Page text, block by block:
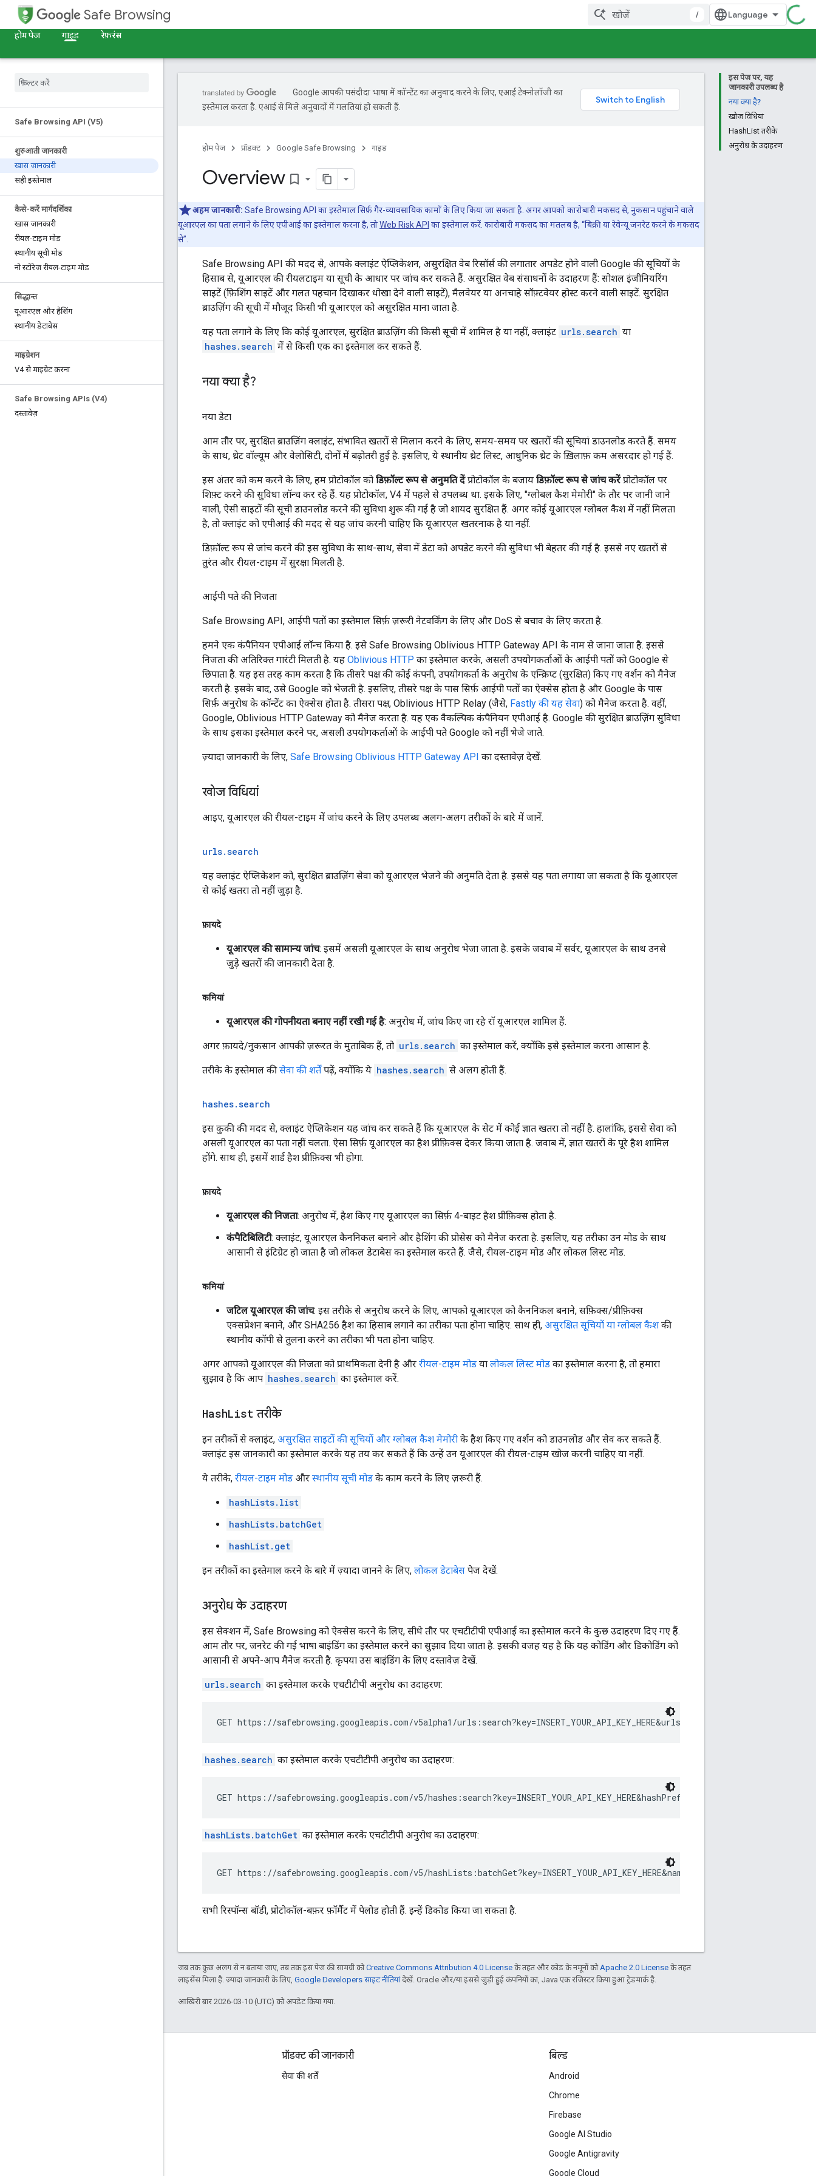
Safe Browsing
/
होम पेज
गाइड रेफ़रंस
Safe Browsing API (V5)
शुरुआती जानकारी
खास जानकारी
सही इस्तेमाल
कैसे-करें मार्गदर्शिका
खास जानकारी
रीयल-टाइम मोड
स्थानीय सूची मोड
नो स्टोरेज रीयल-टाइम मोड
सिद्धान्त
यूआरएल और हैशिंग
स्थानीय डेटाबेस
माइग्रेशन
V4 से माइग्रेट करना
Safe Browsing APIs (V4)
दस्तावेज़
इस पेज पर, यह
जानकारी उपलब्ध है
नया क्या है?
खोज विधियां
HashList तरीके
अनुरोध के उदाहरण
Google आपकी पसंदीदा भाषा में कॉन्टेंट का अनुवाद करने के लिए, एआई टेक्नोलॉजी का
इस्तेमाल करता है. एआई से मिले अनुवादों में गलतियां हो सकती हैं.
होम पेज प्रॉडक्ट Google Safe Browsing गाइड
Overview bookmark_border
अहम जानकारी: Safe Browsing API का इस्तेमाल सिर्फ़ गैर-व्यावसायिक कामों के लिए किया जा सकता है. अगर आपको कारोबारी मकसद से, नुकसान पहुंचाने वाले
यूआरएल का पता लगाने के लिए एपीआई का इस्तेमाल करना है, तोWeb Risk API का इस्तेमाल करें. कारोबारी मकसद का मतलब है, “बिक्री या रेवेन्यू जनरेट करने के मकसद
से”.
Safe Browsing API की मदद से, आपके क्लाइंट ऐप्लिकेशन, असुरक्षित वेब रिसॉर्स की लगातार अपडेट होने वाली Google की सूचियों के
हिसाब से, यूआरएल की रीयलटाइम या सूची के आधार पर जांच कर सकते हैं. असुरक्षित वेब संसाधनों के उदाहरण हैं: सोशल इंजीनियरिंग
साइटें (फ़िशिंग साइटें और गलत पहचान दिखाकर धोखा देने वाली साइटें), मैलवेयर या अनचाहे सॉफ़्टवेयर होस्ट करने वाली साइटें. सुरक्षित
ब्राउज़िंग की सूची में मौजूद किसी भी यूआरएल को असुरक्षित माना जाता है.
यह पता लगाने के लिए कि कोई यूआरएल, सुरक्षित ब्राउज़िंग की किसी सूची में शामिल है या नहीं, क्लाइंट urls.search या
hashes.search में से किसी एक का इस्तेमाल कर सकते हैं.
नया क्या है?
नया डेटा
आम तौर पर, सुरक्षित ब्राउज़िंग क्लाइंट, संभावित खतरों से मिलान करने के लिए, समय-समय पर खतरों की सूचियां डाउनलोड करते हैं. समय
के साथ, थ्रेट वॉल्यूम और वेलोसिटी, दोनों में बढ़ोतरी हुई है. इसलिए, ये स्थानीय थ्रेट लिस्ट, आधुनिक थ्रेट के ख़िलाफ़ कम असरदार हो गई हैं.
इस अंतर को कम करने के लिए, हम प्रोटोकॉल को डिफ़ॉल्ट रूप से अनुमति देंप्रोटोकॉल के बजाय डिफ़ॉल्ट रूप से जांच करेंप्रोटोकॉल पर
शिफ़्ट करने की सुविधा लॉन्च कर रहे हैं. यह प्रोटोकॉल, V4 में पहले से उपलब्ध था. इसके लिए, "ग्लोबल कैश मेमोरी" के तौर पर जानी जाने
वाली, ऐसी साइटों की सूची डाउनलोड करने की सुविधा शुरू की गई है जो शायद सुरक्षित हैं. अगर कोई यूआरएल ग्लोबल कैश में नहीं मिलता
है, तो क्लाइंट को एपीआई की मदद से यह जांच करनी चाहिए कि यूआरएल खतरनाक है या नहीं.
डिफ़ॉल्ट रूप से जांच करने की इस सुविधा के साथ-साथ, सेवा में डेटा को अपडेट करने की सुविधा भी बेहतर की गई है. इससे नए खतरों से
तुरंत और रीयल-टाइम में सुरक्षा मिलती है.
आईपी पते की निजता
Safe Browsing API, आईपी पतों का इस्तेमाल सिर्फ़ ज़रूरी नेटवर्किंग के लिए और DoS से बचाव के लिए करता है.
हमने एक कंपैनियन एपीआई लॉन्च किया है. इसे Safe Browsing Oblivious HTTP Gateway API के नाम से जाना जाता है. इससे
निजता की अतिरिक्त गारंटी मिलती है. यह Oblivious HTTP का इस्तेमाल करके, असली उपयोगकर्ताओं के आईपी पतों को Google से
छिपाता है. यह इस तरह काम करता है कि तीसरे पक्ष की कोई कंपनी, उपयोगकर्ता के अनुरोध के एन्क्रिप्ट (सुरक्षित) किए गए वर्शन को मैनेज
करती है. इसके बाद, उसे Google को भेजती है. इसलिए, तीसरे पक्ष के पास सिर्फ़ आईपी पतों का ऐक्सेस होता है और Google के पास
सिर्फ़ अनुरोध के कॉन्टेंट का ऐक्सेस होता है. तीसरा पक्ष, Oblivious HTTP Relay (जैसे, Fastly की यह सेवा) को मैनेज करता है. वहीं,
Google, Oblivious HTTP Gateway को मैनेज करता है. यह एक वैकल्पिक कंपैनियन एपीआई है. Google की सुरक्षित ब्राउज़िंग सुविधा
के साथ इसका इस्तेमाल करने पर, असली उपयोगकर्ताओं के आईपी पते Google को नहीं भेजे जाते.
ज़्यादा जानकारी के लिए, Safe Browsing Oblivious HTTP Gateway API का दस्तावेज़ देखें.
खोज विधियां
आइए, यूआरएल की रीयल-टाइम में जांच करने के लिए उपलब्ध अलग-अलग तरीकों के बारे में जानें.
urls.search
यह क्लाइंट ऐप्लिकेशन को, सुरक्षित ब्राउज़िंग सेवा को यूआरएल भेजने की अनुमति देता है. इससे यह पता लगाया जा सकता है कि यूआरएल
से कोई खतरा तो नहीं जुड़ा है.
फ़ायदे
यूआरएल की सामान्य जांच: इसमें असली यूआरएल के साथ अनुरोध भेजा जाता है. इसके जवाब में सर्वर, यूआरएल के साथ उनसे
जुड़े खतरों की जानकारी देता है.
कमियां
यूआरएल की गोपनीयता बनाए नहीं रखी गई है: अनुरोध में, जांच किए जा रहे रॉ यूआरएल शामिल हैं.
अगर फ़ायदे/नुकसान आपकी ज़रूरत के मुताबिक हैं, तो urls.search का इस्तेमाल करें, क्योंकि इसे इस्तेमाल करना आसान है.
तरीके के इस्तेमाल कीसेवा की शर्तेंपढ़ें, क्योंकि ये hashes.search से अलग होती हैं.
hashes.search
इस कुकी की मदद से, क्लाइंट ऐप्लिकेशन यह जांच कर सकते हैं कि यूआरएल के सेट में कोई ज्ञात खतरा तो नहीं है. हालांकि, इससे सेवा को
असली यूआरएल का पता नहीं चलता. ऐसा सिर्फ़ यूआरएल का हैश प्रीफ़िक्स देकर किया जाता है. जवाब में, ज्ञात खतरों के पूरे हैश शामिल
होंगे. साथ ही, इसमें शार्ड हैश प्रीफ़िक्स भी होगा.
फ़ायदे
यूआरएल की निजता: अनुरोध में, हैश किए गए यूआरएल का सिर्फ़ 4-बाइट हैश प्रीफ़िक्स होता है.
कंपैटिबिलिटी: क्लाइंट, यूआरएल कैननिकल बनाने और हैशिंग की प्रोसेस को मैनेज करता है. इसलिए, यह तरीका उन मोड के साथ
आसानी से इंटिग्रेट हो जाता है जो लोकल डेटाबेस का इस्तेमाल करते हैं. जैसे, रीयल-टाइम मोड और लोकल लिस्ट मोड.
कमियां
जटिल यूआरएल की जांच: इस तरीके से अनुरोध करने के लिए, आपको यूआरएल को कैननिकल बनाने, सफ़िक्स/प्रीफ़िक्स
एक्सप्रेशन बनाने, और SHA256 हैश का हिसाब लगाने का तरीका पता होना चाहिए. साथ ही, असुरक्षित सूचियों या ग्लोबल कैश की
स्थानीय कॉपी से तुलना करने का तरीका भी पता होना चाहिए.
अगर आपको यूआरएल की निजता को प्राथमिकता देनी है और रीयल-टाइम मोड या लोकल लिस्ट मोड का इस्तेमाल करना है, तो हमारा
सुझाव है कि आप hashes.search का इस्तेमाल करें.
HashList तरीके
इन तरीकों से क्लाइंट, असुरक्षित साइटों की सूचियों और ग्लोबल कैश मेमोरी के हैश किए गए वर्शन को डाउनलोड और सेव कर सकते हैं.
क्लाइंट इस जानकारी का इस्तेमाल करके यह तय कर सकते हैं कि उन्हें उन यूआरएल की रीयल-टाइम खोज करनी चाहिए या नहीं.
ये तरीके, रीयल-टाइम मोड और स्थानीय सूची मोड के काम करने के लिए ज़रूरी हैं.
hashLists.list
hashLists.batchGet
hashList.get
इन तरीकों का इस्तेमाल करने के बारे में ज़्यादा जानने के लिए, लोकल डेटाबेस पेज देखें.
अनुरोध के उदाहरण
इस सेक्शन में, Safe Browsing को ऐक्सेस करने के लिए, सीधे तौर पर एचटीटीपी एपीआई का इस्तेमाल करने के कुछ उदाहरण दिए गए हैं.
आम तौर पर, जनरेट की गई भाषा बाइंडिंग का इस्तेमाल करने का सुझाव दिया जाता है. इसकी वजह यह है कि यह कोडिंग और डिकोडिंग को
आसानी से अपने-आप मैनेज करती है. कृपया उस बाइंडिंग के लिए दस्तावेज़ देखें.
urls.search का इस्तेमाल करके एचटीटीपी अनुरोध का उदाहरण:
hashes.search का इस्तेमाल करके एचटीटीपी अनुरोध का उदाहरण:
hashLists.batchGet का इस्तेमाल करके एचटीटीपी अनुरोध का उदाहरण:
सभी रिस्पॉन्स बॉडी, प्रोटोकॉल-बफ़र फ़ॉर्मैट में पेलोड होती हैं. इन्हें डिकोड किया जा सकता है.
जब तक कुछ अलग से न बताया जाए, तब तक इस पेज की सामग्री कोCreative Commons Attribution 4.0 License के तहत और कोड के नमूनों को Apache 2.0 License के तहत
लाइसेंस मिला है. ज़्यादा जानकारी के लिए, Google Developers साइट नीतियांदेखें. Oracle और/या इससे जुड़ी हुई कंपनियों का, Java एक रजिस्टर किया हुआ ट्रेडमार्क है.
आखिरी बार 2026-03-10 (UTC) को अपडेट किया गया.
प्रॉडक्ट की जानकारी
सेवा की शर्तें
बिल्ड
Android
Chrome
Firebase
Google AI Studio
Google Antigravity
Google Cloud